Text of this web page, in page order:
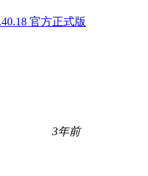
官方正式版
3年前